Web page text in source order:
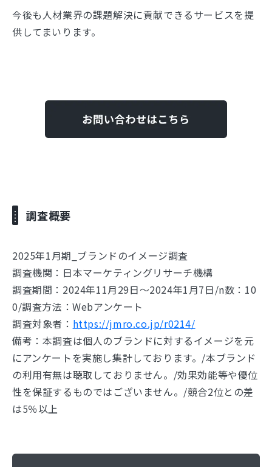
今後も人材業界の課題解決に貢献できるサービスを提
供してまいります。
調査概要
2025年1月期_ブランドのイメージ調査
調査機関：日本マーケティングリサーチ機構
調査期間：2024年11月29日～2024年1月7日/n数：10
0/調査方法：Webアンケート
調査対象者： https://jmro.co.jp/r0214/
備考：本調査は個人のブランドに対するイメージを元
にアンケートを実施し集計しております。/本ブランド
の利用有無は聴取しておりません。/効果効能等や優位
性を保証するものではございません。/競合2位との差
は5％以上